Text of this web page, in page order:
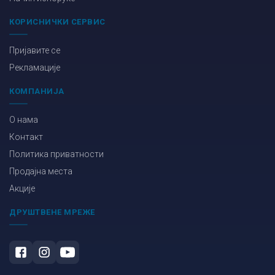
КОРИСНИЧКИ СЕРВИС
Пријавите се
Рекламације
КОМПАНИЈА
О нама
Контакт
Политика приватности
Продајна места
Акције
ДРУШТВЕНЕ МРЕЖЕ